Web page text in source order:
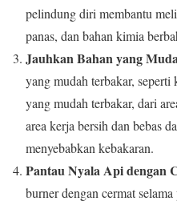
pelindung diri membantu
panas, dan bahan kimia
Jauhkan Bahan yang
yang mudah terbakar,
yang mudah terbakar, dari
area kerja bersih dan bebas
menyebabkan kebakaran.
Pantau Nyala Api dengan
burner dengan cermat